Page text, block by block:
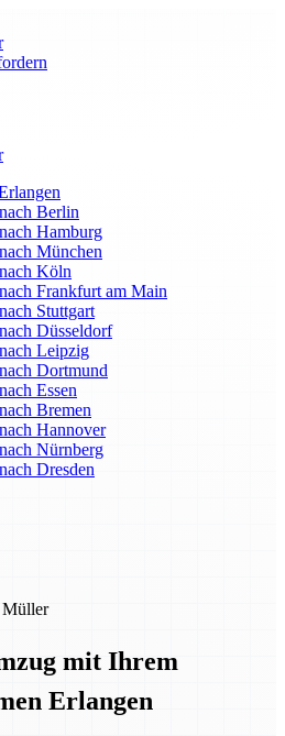
Berlin
Hamburg
München
Köln
Frankfurt am Main
Stuttgart
Düsseldorf
Leipzig
Dortmund
Essen
Bremen
Hannover
Nürnberg
Dresden
Müller
mit Ihrem
Erlangen